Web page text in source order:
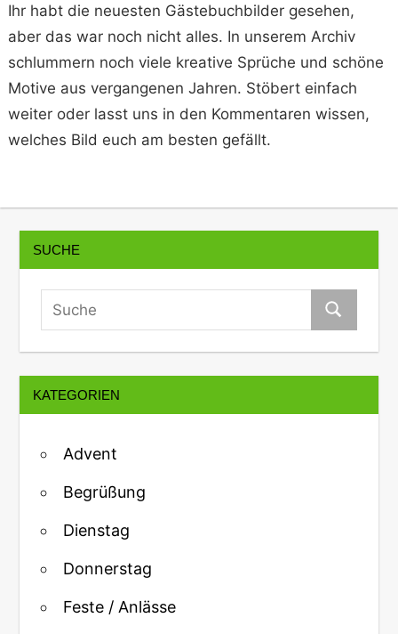
Ihr habt die neuesten Gästebuchbilder gesehen,
aber das war noch nicht alles. In unserem Archiv
schlummern noch viele kreative Sprüche und schöne
Motive aus vergangenen Jahren. Stöbert einfach
weiter oder lasst uns in den Kommentaren wissen,
welches Bild euch am besten gefällt.
SUCHE
KATEGORIEN
Advent
Begrüßung
Dienstag
Donnerstag
Feste / Anlässe